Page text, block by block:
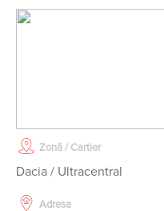
Zonă / Cartier
Dacia / Ultracentral
Adresa